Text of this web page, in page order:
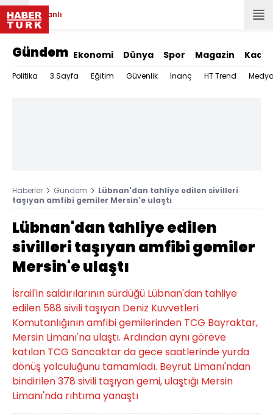
Canlı
Gündem Ekonomi Dünya Spor Magazin Kadın
Politika 3.Sayfa Eğitim Güvenlik İnanç HT Trend
Haberler Gündem
Lübnan'dan tahliye edilen sivilleri
taşıyan amfibi gemiler Mersin'e ulaştı
Lübnan'dan tahliye edilen
sivilleri taşıyan amfibi gemiler
Mersin'e ulaştı
İsrail'in saldırılarının sürdüğü Lübnan'dan tahliye
edilen 588 sivili taşıyan Deniz Kuvvetleri
Komutanlığının amfibi gemilerinden TCG Bayraktar,
Mersin Limanı'na ulaştı. Ardından aynı göreve
katılan TCG Sancaktar da gece saatlerinde yurda
dönüş yolculuğunu tamamladı. Beyrut Limanı'ndan
bindirilen 378 sivili taşıyan gemi, ulaştığı Mersin
Limanı'nda rıhtıma yanaştı